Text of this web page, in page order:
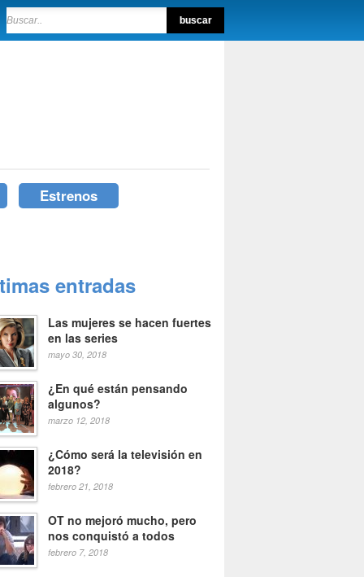
Estrenos
entradas
Las mujeres se hacen fuertes
en las series
mayo 30, 2018
¿En qué están pensando
algunos?
marzo 12, 2018
¿Cómo será la televisión en
2018?
febrero 21, 2018
OT no mejoró mucho, pero
nos conquistó a todos
febrero 7, 2018